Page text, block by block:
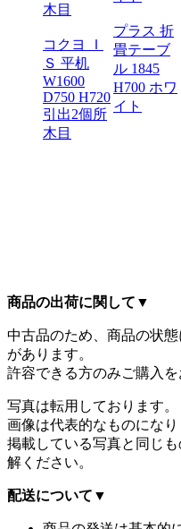
コクヨ Ｉ
Ｓ 平机
W1600
D750 H720
引出2個所
木目
プラス 折
畳テーブ
ル 1845
H700 ホワ
イト
商品の出荷に関して ▼
中古品のため、商品の状
があります。
許容できる方のみご購入を
写真は転用しております。
画像は代表的なものになり
掲載している写真と同じ
解ください。
配送について ▼